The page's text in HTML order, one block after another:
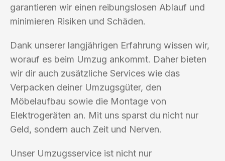
garantieren wir einen reibungslosen Ablauf und
minimieren Risiken und Schäden.
Dank unserer langjährigen Erfahrung wissen wir,
worauf es beim Umzug ankommt. Daher bieten
wir dir auch zusätzliche Services wie das
Verpacken deiner Umzugsgüter, den
Möbelaufbau sowie die Montage von
Elektrogeräten an. Mit uns sparst du nicht nur
Geld, sondern auch Zeit und Nerven.
Unser Umzugsservice ist nicht nur